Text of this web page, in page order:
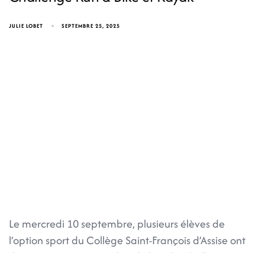
JULIE LOBET SEPTEMBRE 25, 2025
Le mercredi 10 septembre, plusieurs élèves de
l’option sport du Collège Saint-François d’Assise ont